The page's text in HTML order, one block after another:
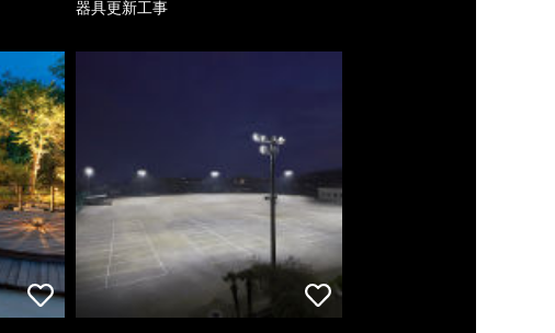
器具更新工事